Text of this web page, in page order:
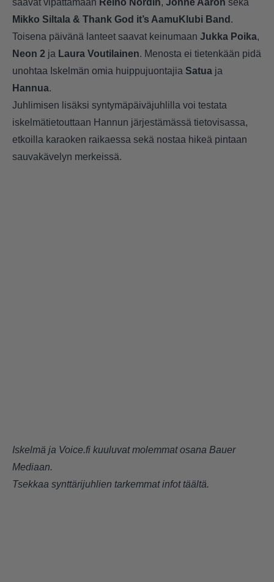
Mikko Siltala & Thank God it’s AamuKlubi Band .
Toisena päivänä lanteet saavat keinumaan Jukka Poika,
Neon 2 ja Laura Voutilainen. Menosta ei tietenkään pidä
unohtaa Iskelmän omia huippujuontajia Satua ja
Hannua.
Juhlimisen lisäksi syntymäpäiväjuhlilla voi testata
iskelmätietouttaan Hannun järjestämässä tietovisassa,
etkoilla karaoken raikaessa sekä nostaa hikeä pintaan
sauvakävelyn merkeissä.
Iskelmä ja Voice.fi kuuluvat molemmat osana Bauer
Mediaan.
Tsekkaa synttärijuhlien tarkemmat infot täältä.